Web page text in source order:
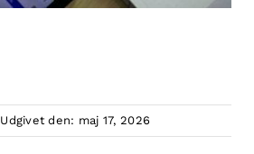
Udgivet den: maj 17, 2026